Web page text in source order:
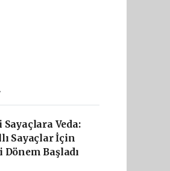
Sayaçlara Veda:
Sayaçlar İçin
Dönem Başladı